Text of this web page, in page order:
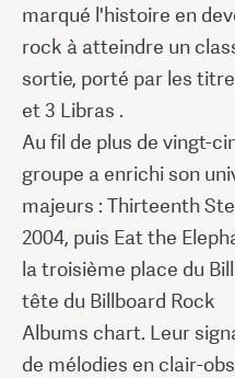
marqué l'histoire en
rock à atteindre un
sortie, porté par les
et 3 Libras .
Au fil de plus de vingt-
groupe a enrichi son
majeurs : Thirteenth
2004, puis Eat the
la troisième place du
tête du Billboard Rock
Albums chart. Leur
de mélodies en clair-